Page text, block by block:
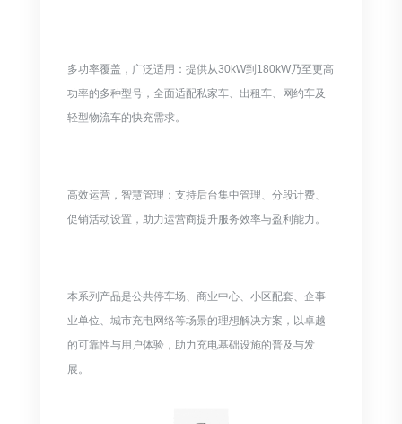
多功率覆盖，广泛适用：提供从30kW到180kW乃至更高
功率的多种型号，全面适配私家车、出租车、网约车及
轻型物流车的快充需求。
高效运营，智慧管理：支持后台集中管理、分段计费、
促销活动设置，助力运营商提升服务效率与盈利能力。
本系列产品是公共停车场、商业中心、小区配套、企事
业单位、城市充电网络等场景的理想解决方案，以卓越
的可靠性与用户体验，助力充电基础设施的普及与发
展。